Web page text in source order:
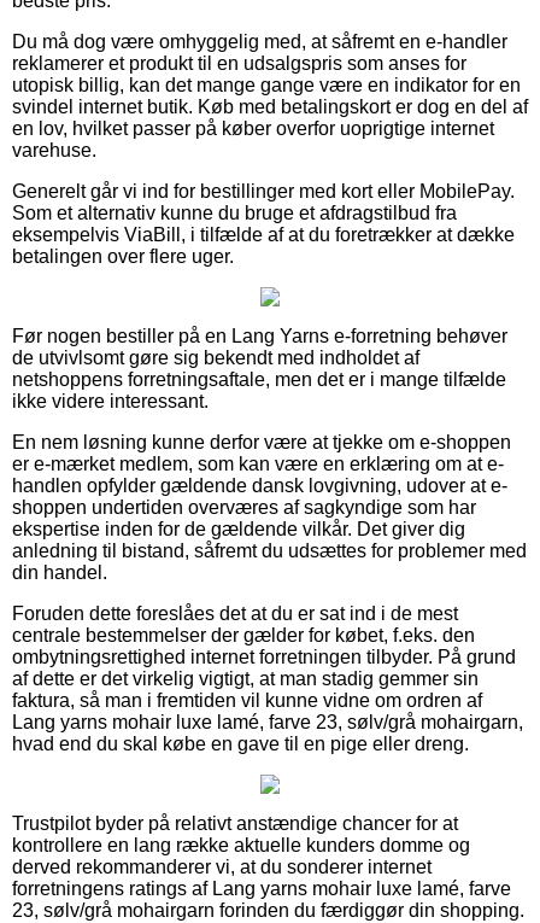
Du må dog være omhyggelig med, at såfremt en e-handler
reklamerer et produkt til en udsalgspris som anses for
utopisk billig, kan det mange gange være en indikator for en
svindel internet butik. Køb med betalingskort er dog en del af
en lov, hvilket passer på køber overfor uoprigtige internet
varehuse.
Generelt går vi ind for bestillinger med kort eller MobilePay.
Som et alternativ kunne du bruge et afdragstilbud fra
eksempelvis ViaBill, i tilfælde af at du foretrækker at dække
betalingen over flere uger.
Før nogen bestiller på en Lang Yarns e-forretning behøver
de utvivlsomt gøre sig bekendt med indholdet af
netshoppens forretningsaftale, men det er i mange tilfælde
ikke videre interessant.
En nem løsning kunne derfor være at tjekke om e-shoppen
er e-mærket medlem, som kan være en erklæring om at e-
handlen opfylder gældende dansk lovgivning, udover at e-
shoppen undertiden overværes af sagkyndige som har
ekspertise inden for de gældende vilkår. Det giver dig
anledning til bistand, såfremt du udsættes for problemer med
din handel.
Foruden dette foreslåes det at du er sat ind i de mest
centrale bestemmelser der gælder for købet, f.eks. den
ombytningsrettighed internet forretningen tilbyder. På grund
af dette er det virkelig vigtigt, at man stadig gemmer sin
faktura, så man i fremtiden vil kunne vidne om ordren af
Lang yarns mohair luxe lamé, farve 23, sølv/grå mohairgarn,
hvad end du skal købe en gave til en pige eller dreng.
Trustpilot byder på relativt anstændige chancer for at
kontrollere en lang række aktuelle kunders domme og
derved rekommanderer vi, at du sonderer internet
forretningens ratings af Lang yarns mohair luxe lamé, farve
23, sølv/grå mohairgarn forinden du færdiggør din shopping.